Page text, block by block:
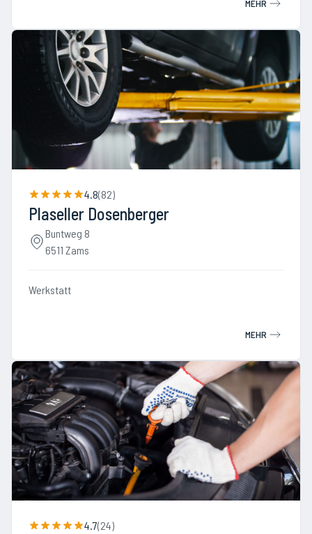
MEHR
4.8(82)
Plaseller Dosenberger
Buntweg 8
6511 Zams
Werkstatt
MEHR
4.7(24)